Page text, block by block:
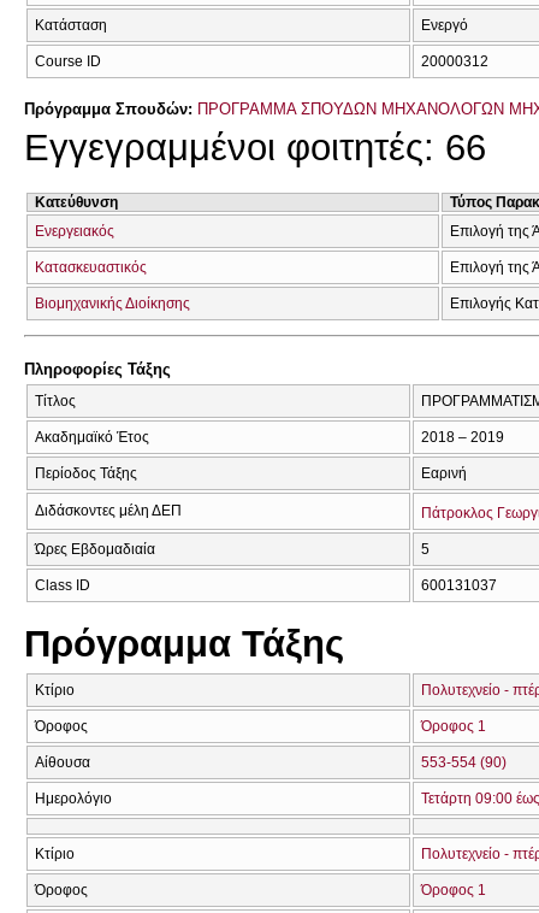
Κατάσταση Ενεργό
Course ID 20000312
Πρόγραμμα Σπουδών: ΠΡΟΓΡΑΜΜΑ ΣΠΟΥΔΩΝ ΜΗΧΑΝΟΛΟΓΩΝ
Εγγεγραμμένοι φοιτητές: 66
Κατεύθυνση
Τύπος
Ενεργειακός
Επιλογή της
Κατασκευαστικός Επιλογή της
Βιομηχανικής Διοίκησης Επιλογής
Πληροφορίες Τάξης
Τίτλος
Ακαδημαϊκό Έτος 2018 – 2019
Περίοδος Τάξης Εαρινή
Διδάσκοντες μέλη ΔΕΠ Πάτροκλος
Ώρες Εβδομαδιαία 5
Class ID 600131037
Πρόγραμμα Τάξης
Κτίριο Πολυτεχνείο -
Όροφος Όροφος 1
Αίθουσα 553-554 (90)
Ημερολόγιο Τετάρτη 09:00
Κτίριο Πολυτεχνείο -
Όροφος Όροφος 1